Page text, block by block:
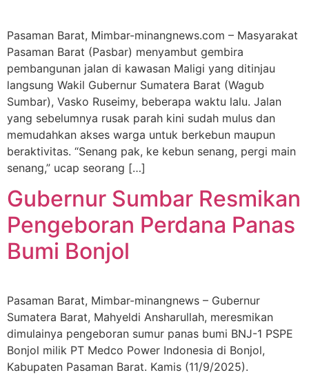
Pasaman Barat, Mimbar-minangnews.com – Masyarakat
Pasaman Barat (Pasbar) menyambut gembira
pembangunan jalan di kawasan Maligi yang ditinjau
langsung Wakil Gubernur Sumatera Barat (Wagub
Sumbar), Vasko Ruseimy, beberapa waktu lalu. Jalan
yang sebelumnya rusak parah kini sudah mulus dan
memudahkan akses warga untuk berkebun maupun
beraktivitas. “Senang pak, ke kebun senang, pergi main
senang,” ucap seorang […]
Gubernur Sumbar Resmikan
Pengeboran Perdana Panas
Bumi Bonjol
Pasaman Barat, Mimbar-minangnews – Gubernur
Sumatera Barat, Mahyeldi Ansharullah, meresmikan
dimulainya pengeboran sumur panas bumi BNJ-1 PSPE
Bonjol milik PT Medco Power Indonesia di Bonjol,
Kabupaten Pasaman Barat. Kamis (11/9/2025).